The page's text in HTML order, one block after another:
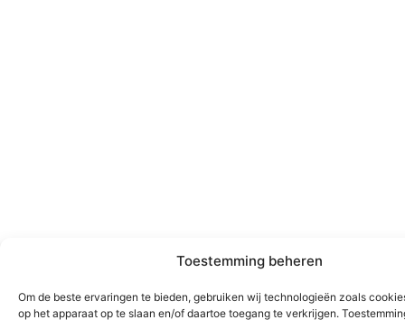
Toestemming beheren
Om de beste ervaringen te bieden, gebruiken wij technologieën zoals
op het apparaat op te slaan en/of daartoe toegang te verkrijgen.